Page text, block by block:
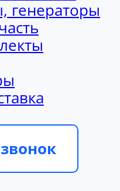
генераторы